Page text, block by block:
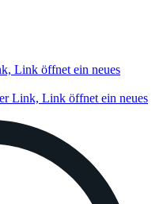
Link öffnet ein neues
Link, Link öffnet ein neues